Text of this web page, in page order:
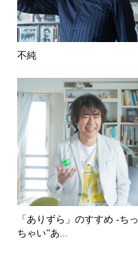
不純
「ありずら」のすすめ -ちっ
ちゃい”あ...